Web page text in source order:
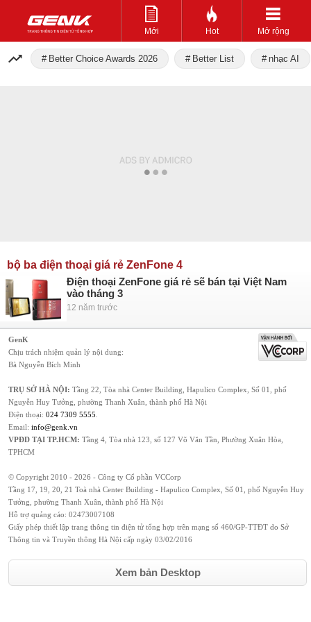
Mới Hot Mở rộng
Better Choice Awards 2026 Better List nhạc AI
bộ ba điện thoại giá rẻ ZenFone 4
Điện thoại ZenFone giá rẻ sẽ bán tại Việt Nam
vào tháng 3
12 năm trước
GenK
Chịu trách nhiệm quản lý nội dung:
Bà Nguyễn Bích Minh
TRỤ SỞ HÀ NỘI: Tầng 22, Tòa nhà Center Building, Hapulico Complex, Số 01, phố
Nguyễn Huy Tưởng, phường Thanh Xuân, thành phố Hà Nội
Điện thoại: 024 7309 5555
Email: info@genk.vn
VPĐD TẠI TP.HCM: Tầng 4, Tòa nhà 123, số 127 Võ Văn Tần, Phường Xuân Hòa,
TPHCM
© Copyright 2010 - 2026 - Công ty Cổ phần VCCorp
Tầng 17, 19, 20, 21 Toà nhà Center Building - Hapulico Complex, Số 01, phố Nguyễn Huy
Tưởng, phường Thanh Xuân, thành phố Hà Nội
Hỗ trợ quảng cáo: 02473007108
Giấy phép thiết lập trang thông tin điện tử tổng hợp trên mạng số 460/GP-TTĐT do Sở
Thông tin và Truyền thông Hà Nội cấp ngày 03/02/2016
Xem bản Desktop